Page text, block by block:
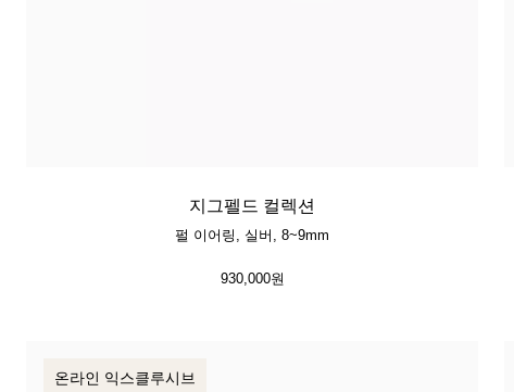
지그펠드 컬렉션
펄 이어링, 실버, 8~9mm
930,000원
온라인 익스클루시브